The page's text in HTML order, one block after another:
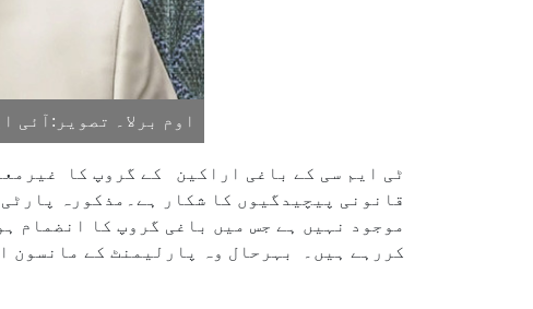
اوم برلا۔ تصویر:آئی
ٹی ایم سی کے باغی اراکین کے گروپ کا
قانونی پیچیدگیوں کا شکار ہے۔مذکورہ
موجود نہیں ہے جس میں باغی گروپ کا انضمام
کررہے ہیں۔ بہرحال وہ پارلیمنٹ کے مانسون